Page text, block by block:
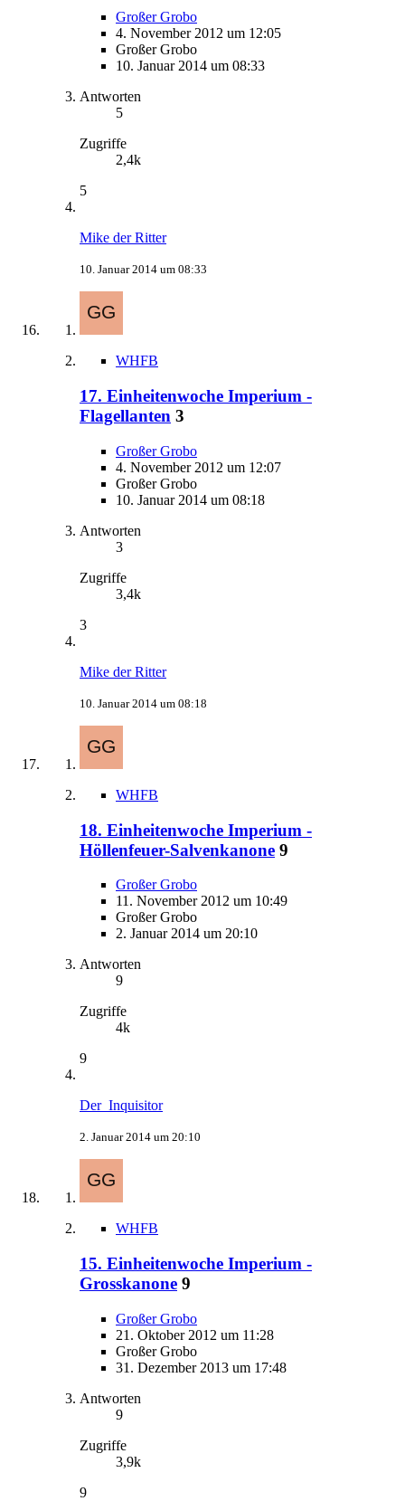
Großer Grobo
4. November 2012 um 12:05
Großer Grobo
10. Januar 2014 um 08:33
Antworten
5
Zugriffe
2,4k
5
Mike der Ritter
10. Januar 2014 um 08:33
WHFB
17. Einheitenwoche Imperium -
Flagellanten 3
Großer Grobo
4. November 2012 um 12:07
Großer Grobo
10. Januar 2014 um 08:18
Antworten
3
Zugriffe
3,4k
3
Mike der Ritter
10. Januar 2014 um 08:18
WHFB
18. Einheitenwoche Imperium -
Höllenfeuer-Salvenkanone 9
Großer Grobo
11. November 2012 um 10:49
Großer Grobo
2. Januar 2014 um 20:10
Antworten
9
Zugriffe
4k
9
Der_Inquisitor
2. Januar 2014 um 20:10
WHFB
15. Einheitenwoche Imperium -
Grosskanone 9
Großer Grobo
21. Oktober 2012 um 11:28
Großer Grobo
31. Dezember 2013 um 17:48
Antworten
9
Zugriffe
3,9k
9